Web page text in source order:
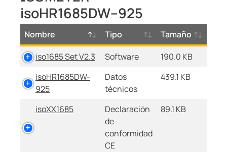
isoHR1685DW–925
Nombre Tipo
Tamaño
iso1685 Set V2.3
Software
190.0 KB
isoHR1685DW-
925
Datos
técnicos
439.1 KB
isoXX1685
Declaración
de
conformidad
CE
89.1 KB